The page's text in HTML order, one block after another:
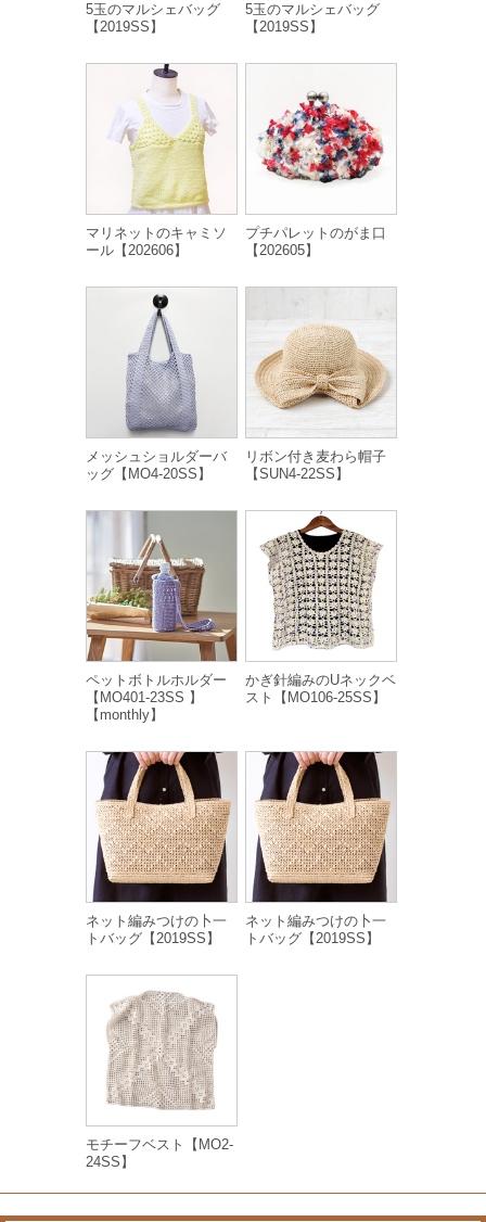
5玉のマルシェバッグ
【2019SS】
5玉のマルシェバッグ
【2019SS】
マリネットのキャミソ
ール【202606】
プチパレットのがま口
【202605】
メッシュショルダーバ
ッグ【MO4-20SS】
リボン付き麦わら帽子
【SUN4-22SS】
ペットボトルホルダー
【MO401-23SS 】
【monthly】
かぎ針編みのUネックベ
スト【MO106-25SS】
ネット編みつけの卜一
トバッグ【2019SS】
ネット編みつけの卜一
トバッグ【2019SS】
モチーフベスト【MO2-
24SS】